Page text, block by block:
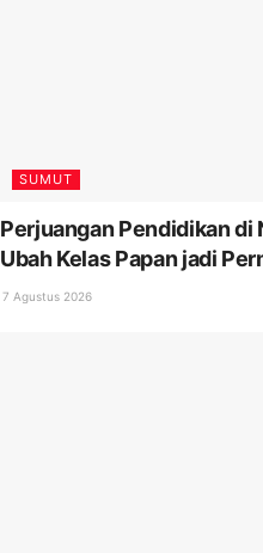
SUMUT
Perjuangan Pendidikan di
Ubah Kelas Papan jadi
7 Agustus 2026